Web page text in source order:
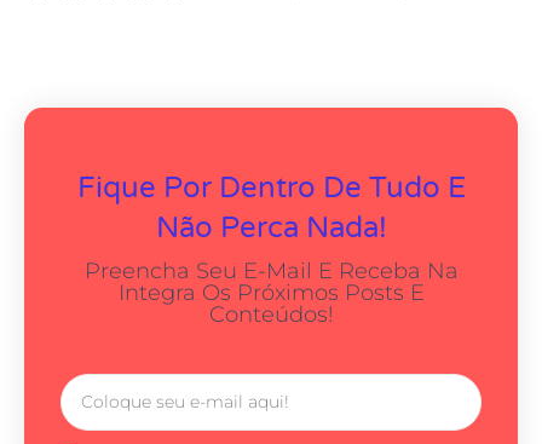
Fique Por Dentro De Tudo E
Não Perca Nada!
Preencha Seu E-Mail E Receba Na
Integra Os Próximos Posts E
Conteúdos!